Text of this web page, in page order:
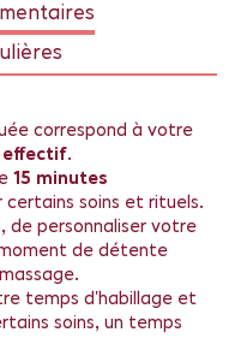
correspond à votre
effectif.
15 minutes
certains soins et rituels.
de personnaliser votre
de détente
temps d'habillage et
soins, un temps